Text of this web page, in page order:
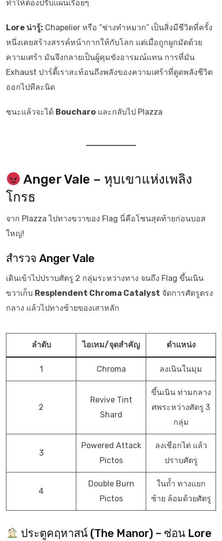
ทำให้ต้องปรับแผนเรื่อยๆ
Lore น่ารู้: Chapelier หรือ “ช่างทำหมวก” เป็นสิ่งมีชีวิตที่ครั้ง
หนึ่งเคยสร้างสรรค์หน้ากากให้กับโลก แต่เมื่อถูกผูกมัดด้วย
ความเศร้า มันจึงกลายเป็นผู้คุมขังอารมณ์แทน การที่มัน
Exhaust ปาร์ตี้เราสะท้อนถึงพลังของความเศร้าที่ดูดพลังชีวิต
ออกไปทีละนิด
ชนะแล้วจะได้ Boucharo และกลับไป Plazza
Anger Vale – หุบเขาแห่งเพลิง
โกรธ
จาก Plazza ไปทางขวาของ Flag นี่คือโซนสุดท้ายก่อนบอส
ใหญ่!
สำรวจ Anger Vale
เดินเข้าไปปราบศัตรู 2 กลุ่มระหว่างทาง จนถึง Flag ขึ้นเนิน
ขวาเก็บ Resplendent Chroma Catalyst จัดการศัตรูตรง
กลาง แล้วไปทางซ้ายของเสาหลัก
ลำดับ ไอเทม/จุดสำคัญ ตำแหน่ง
1 Chroma ลงเนินในมุม
2
Revive Tint
Shard
ขึ้นเนิน ท่ามกลาง
ศพระหว่างศัตรู 3
กลุ่ม
3
Powered Attack
Pictos
ลงเชือกไต่ แล้ว
ปราบศัตรู
4
Double Burn
Pictos
ในถ้ำ ทางแยก
ซ้าย ล้อมด้วยศัตรู
ประตูคฤหาสน์ (The Manor) – ซ่อน Lore